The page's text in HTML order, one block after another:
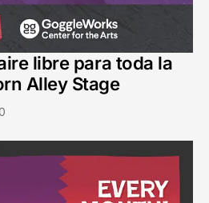
libre para toda la
Alley Stage